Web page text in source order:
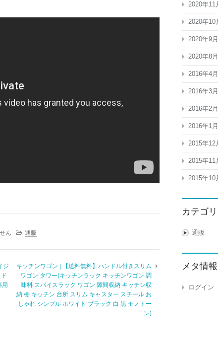
ん 通販
ジ
用
キッチンワゴン | 【送料無料】ハンドル付きスリム
ワゴン タワー(キッチンラック キッチンワゴン 調
味料 スパイスラック ワゴン 隙間収納 キッチン収
納 棚 キッチン 台所 スリム キャスター スチール お
しゃれ シンプル ホワイト ブラック 白 黒 モノトー
ン)
2020年11
2020年10
2020年9月
2020年8月
2016年4月
2016年3月
2016年2月
2016年1月
2015年12
2015年11
2015年10
カテゴ
通販
メタ情報
ログイン